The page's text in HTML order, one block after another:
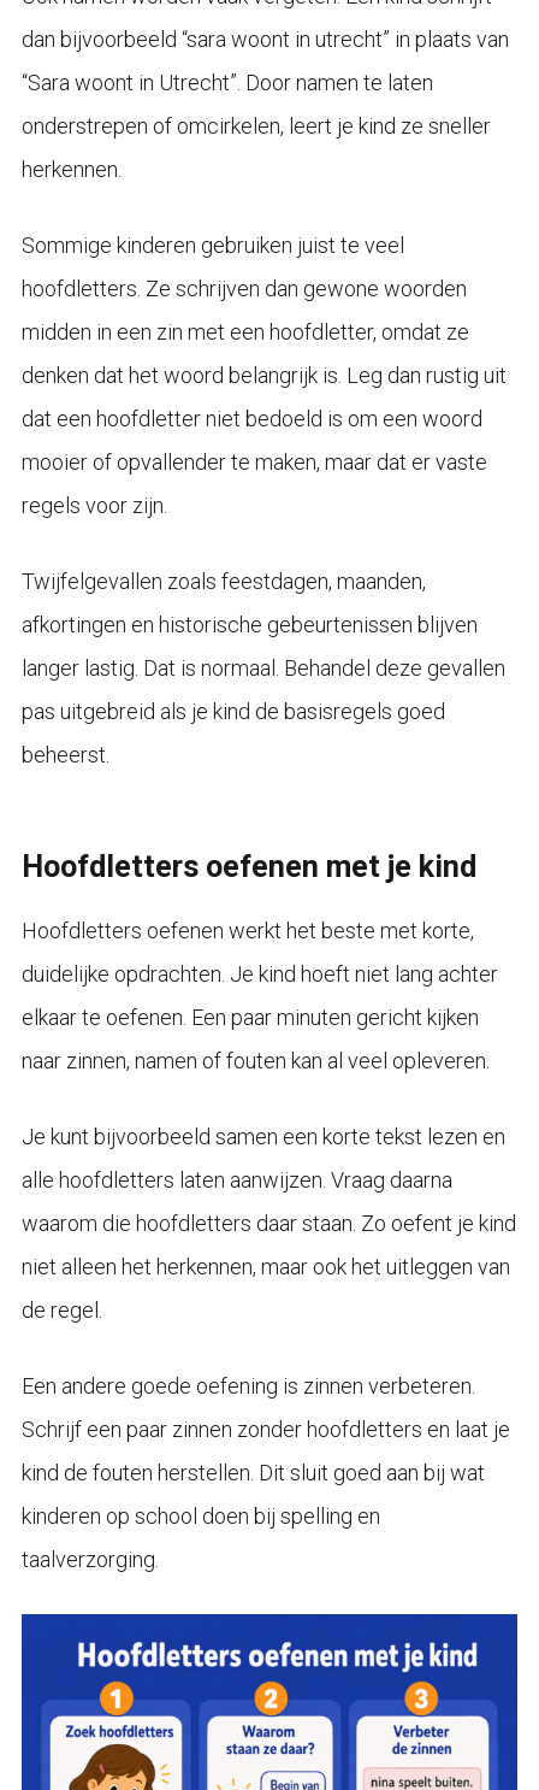
dan bijvoorbeeld “sara woont in utrecht” in plaats van
“Sara woont in Utrecht”. Door namen te laten
onderstrepen of omcirkelen, leert je kind ze sneller
herkennen.
Sommige kinderen gebruiken juist te veel
hoofdletters. Ze schrijven dan gewone woorden
midden in een zin met een hoofdletter, omdat ze
denken dat het woord belangrijk is. Leg dan rustig uit
dat een hoofdletter niet bedoeld is om een woord
mooier of opvallender te maken, maar dat er vaste
regels voor zijn.
Twijfelgevallen zoals feestdagen, maanden,
afkortingen en historische gebeurtenissen blijven
langer lastig. Dat is normaal. Behandel deze gevallen
pas uitgebreid als je kind de basisregels goed
beheerst.
Hoofdletters oefenen met je kind
Hoofdletters oefenen werkt het beste met korte,
duidelijke opdrachten. Je kind hoeft niet lang achter
elkaar te oefenen. Een paar minuten gericht kijken
naar zinnen, namen of fouten kan al veel opleveren.
Je kunt bijvoorbeeld samen een korte tekst lezen en
alle hoofdletters laten aanwijzen. Vraag daarna
waarom die hoofdletters daar staan. Zo oefent je kind
niet alleen het herkennen, maar ook het uitleggen van
de regel.
Een andere goede oefening is zinnen verbeteren.
Schrijf een paar zinnen zonder hoofdletters en laat je
kind de fouten herstellen. Dit sluit goed aan bij wat
kinderen op school doen bij spelling en
taalverzorging.